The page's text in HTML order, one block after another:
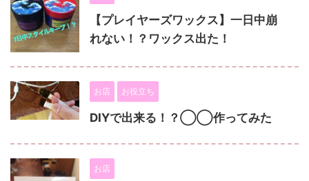
【プレイヤーズワックス】一日中崩
れない！？ワックス出た！
お店 お役立ち
DIYで出来る！？◯◯作ってみた
お店